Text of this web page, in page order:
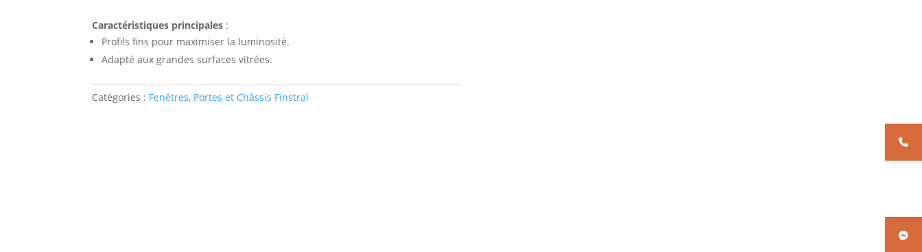
Caractéristiques principales :
Profils fins pour maximiser la luminosité.
Adapté aux grandes surfaces vitrées.
Catégories : Fenêtres, Portes et Châssis Finstral